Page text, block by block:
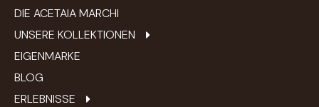
DIE ACETAIA MARCHI
UNSERE KOLLEKTIONEN
EIGENMARKE
BLOG
ERLEBNISSE